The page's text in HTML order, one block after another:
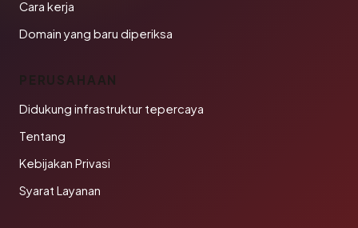
Cara kerja
Domain yang baru diperiksa
PERUSAHAAN
Didukung infrastruktur tepercaya
Tentang
Kebijakan Privasi
Syarat Layanan